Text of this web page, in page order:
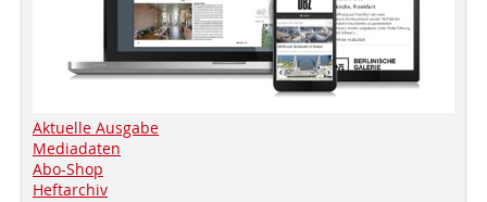
Aktuelle Ausgabe
Mediadaten
Abo-Shop
Heftarchiv